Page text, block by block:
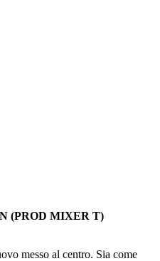
(PROD MIXER T)
messo al centro. Sia come